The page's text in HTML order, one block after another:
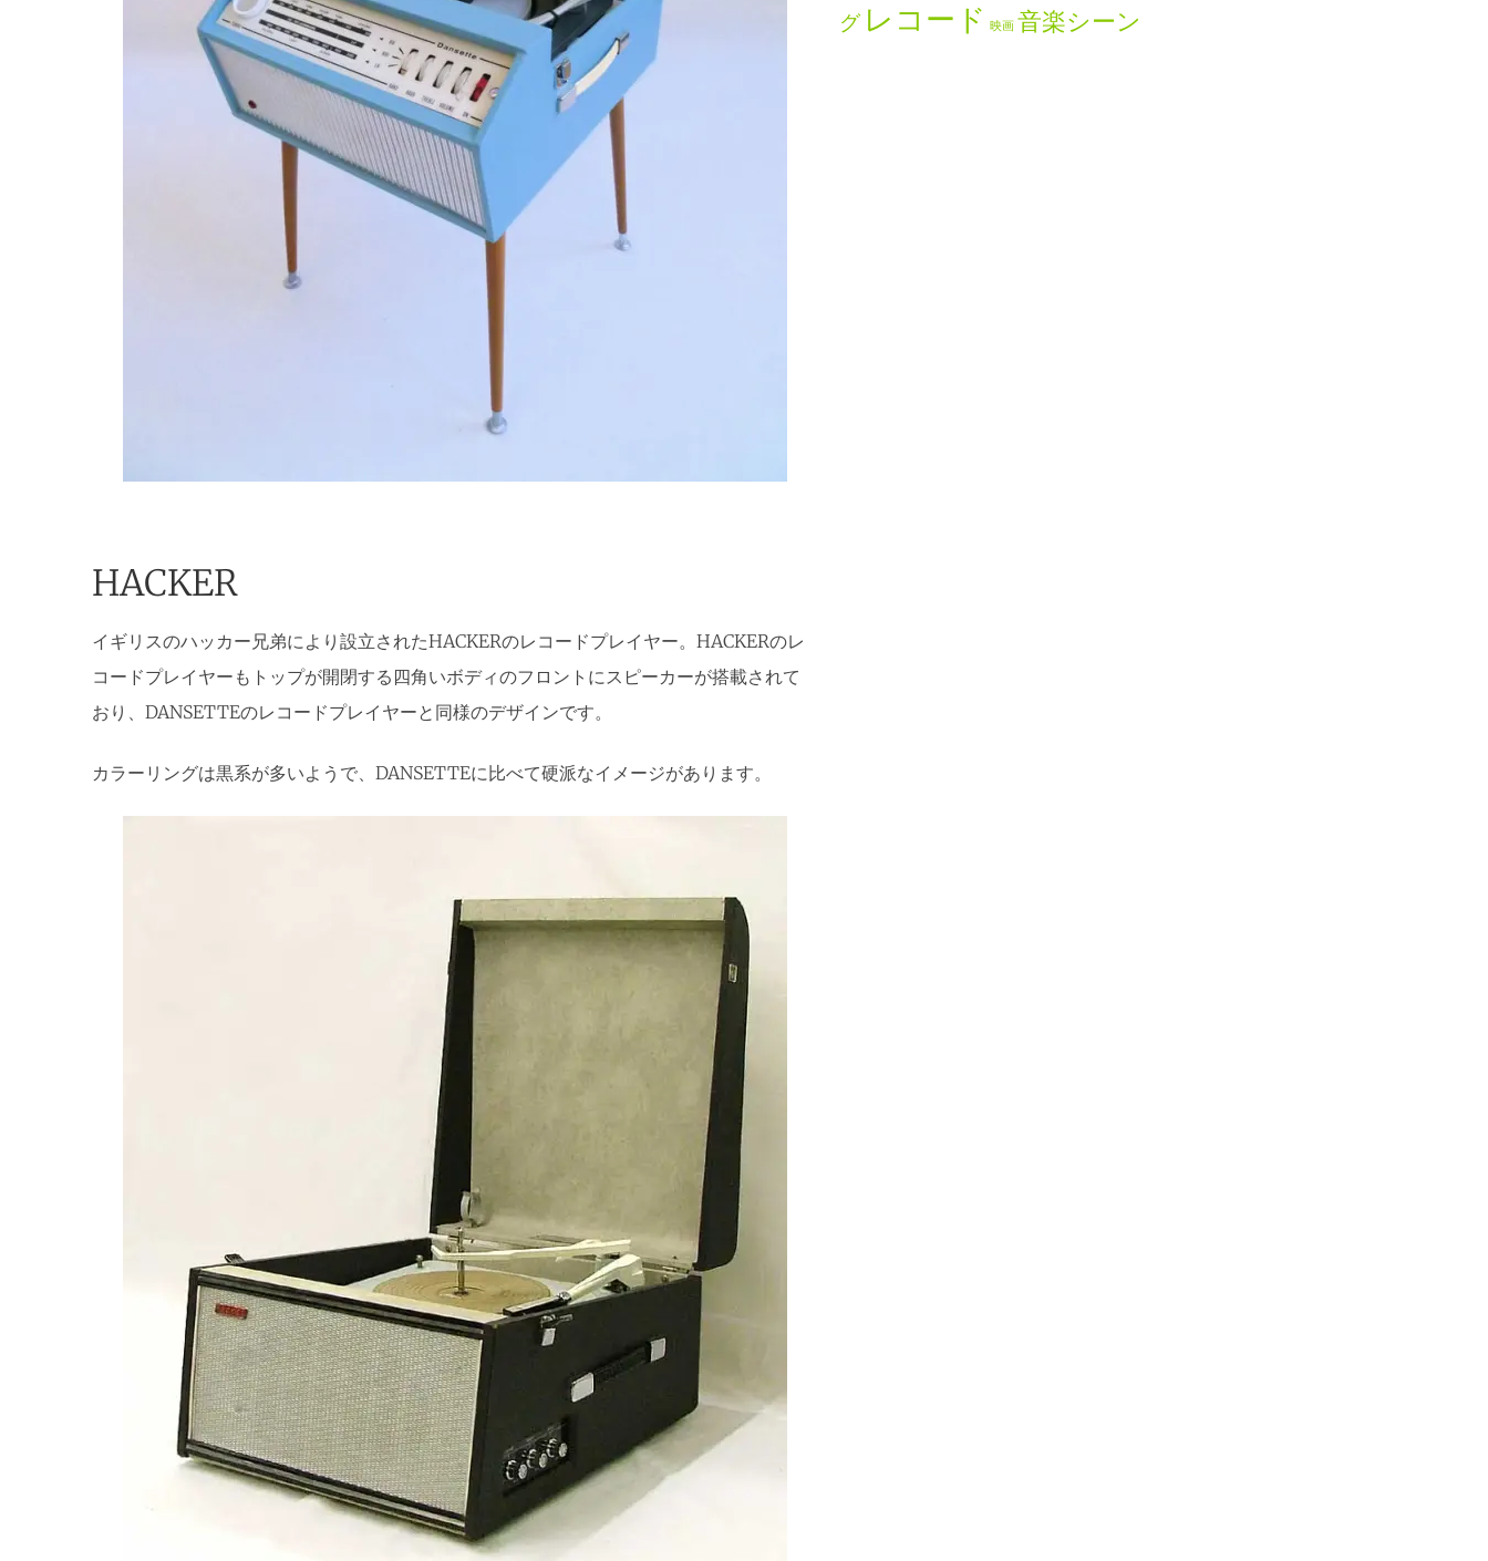
HACKER
イギリスのハッカー兄弟により設立されたHACKERのレコードプレイヤー。HACKERのレ
コードプレイヤーもトップが開閉する四角いボディのフロントにスピーカーが搭載されて
おり、DANSETTEのレコードプレイヤーと同様のデザインです。
カラーリングは黒系が多いようで、DANSETTEに比べて硬派なイメージがあります。
グ レコード 映画 音楽シーン